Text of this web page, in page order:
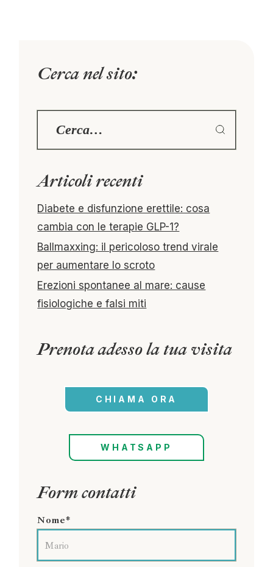
Cerca nel sito:
Articoli recenti
Diabete e disfunzione erettile: cosa
cambia con le terapie GLP-1?
Ballmaxxing: il pericoloso trend virale
per aumentare lo scroto
Erezioni spontanee al mare: cause
fisiologiche e falsi miti
Prenota adesso la tua visita
CHIAMA ORA
WHATSAPP
Form contatti
Nome*